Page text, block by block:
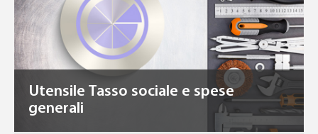
Utensile Tasso sociale e spese
generali